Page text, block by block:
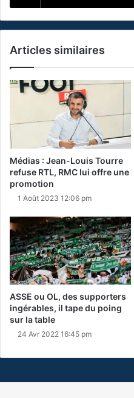
Articles similaires
Médias : Jean-Louis Tourre
refuse RTL, RMC lui offre une
promotion
1 Août 2023 12:06 pm
ASSE ou OL, des supporters
ingérables, il tape du poing
sur la table
24 Avr 2022 16:45 pm